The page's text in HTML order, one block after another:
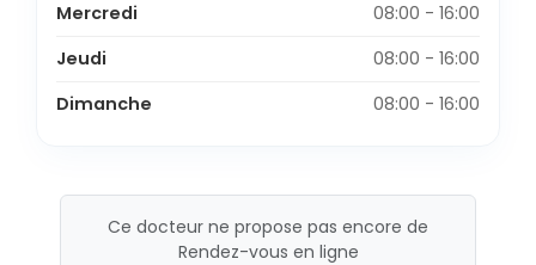
Mercredi
08:00 - 16:00
Jeudi
08:00 - 16:00
Dimanche
08:00 - 16:00
Ce docteur ne propose pas encore de
Rendez-vous en ligne